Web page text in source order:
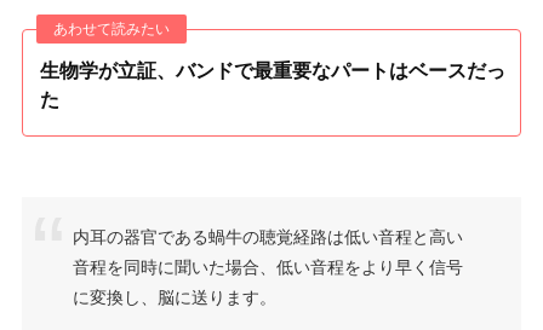
生物学が立証、バンドで最重要なパートはベースだっ
た
内耳の器官である蝸牛の聴覚経路は低い音程と高い
音程を同時に聞いた場合、低い音程をより早く信号
に変換し、脳に送ります。